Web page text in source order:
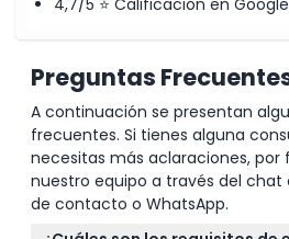
4,7/5 ⭐ Calificación en Google
Preguntas
A continuación se presentan
frecuentes. Si tienes alguna
necesitas más aclaraciones,
nuestro equipo a través del chat
de contacto o WhatsApp.